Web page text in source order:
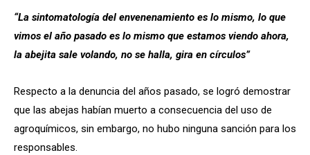
“La sintomatología del envenenamiento es lo mismo, lo que
vimos el año pasado es lo mismo que estamos viendo ahora,
la abejita sale volando, no se halla, gira en círculos”
Respecto a la denuncia del años pasado, se logró demostrar
que las abejas habían muerto a consecuencia del uso de
agroquímicos, sin embargo, no hubo ninguna sanción para los
responsables.